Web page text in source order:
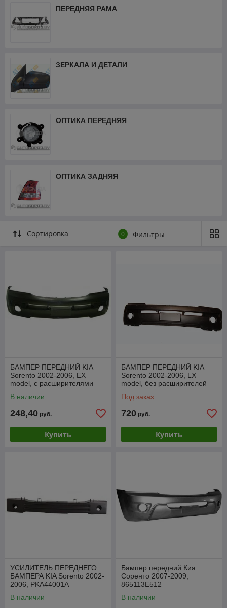
ПЕРЕДНЯЯ РАМА
ЗЕРКАЛА И ДЕТАЛИ
ОПТИКА ПЕРЕДНЯЯ
ОПТИКА ЗАДНЯЯ
Сортировка 0 Фильтры
БАМПЕР ПЕРЕДНИЙ KIA
Sorento 2002-2006, EX
model, с расширителями
В наличии
248,40 руб.
Купить
БАМПЕР ПЕРЕДНИЙ KIA
Sorento 2002-2006, LX
model, без расширителей
Под заказ
720 руб.
Купить
УСИЛИТЕЛЬ ПЕРЕДНЕГО
БАМПЕРА KIA Sorento 2002-
2006, PKA44001A
В наличии
Бампер передний Киа
Соренто 2007-2009,
865113E512
В наличии